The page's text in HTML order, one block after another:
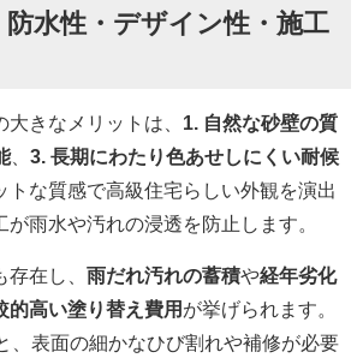
防水性・デザイン性・施工
きなメリットは、 1. 自然な砂壁の質
、 3. 長期にわたり色あせしにくい耐候
トな質感で高級住宅らしい外観を演出
が雨水や汚れの浸透を防止します。
在し、 雨だれ汚れの蓄積や経年劣化
的高い塗り替え費用 が挙げられます。
、表面の細かなひび割れや補修が必要